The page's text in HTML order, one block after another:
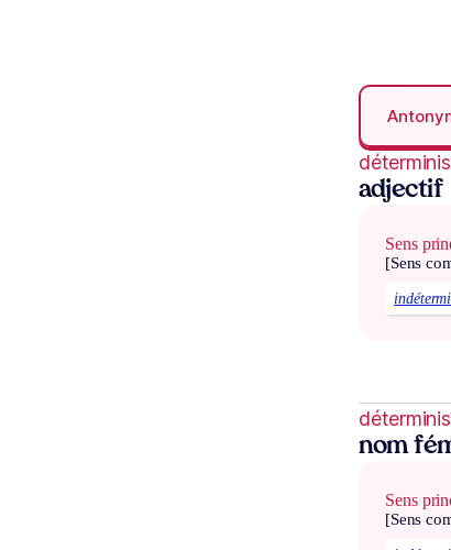
adjectif
Sens
[Sens
nom
Sens
[Sens